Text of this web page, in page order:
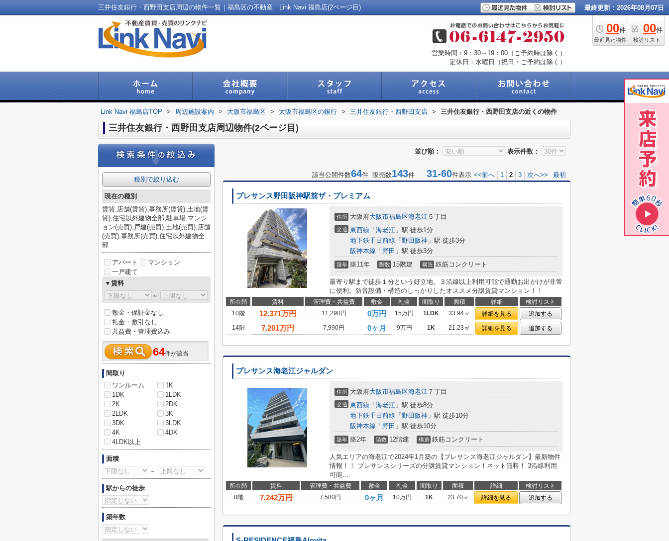
三井住友銀行・西野田支店周辺の物件一覧｜福島区の不動産｜Link Navi 福島店(2ページ目) 最終更新：2026年08月07日
00件
最近見た物件
00件
検討リスト
営業時間：9：30～19：00（ご予約時は除く）
定休日：水曜日（祝日・ご予約は除く）
Link Navi 福島店TOP > 周辺施設案内 > 大阪市福島区 > 大阪市福島区の銀行 > 三井住友銀行・西野田支店 > 三井住友銀行・西野田支店の近くの物件
三井住友銀行・西野田支店周辺物件(2ページ目)
並び順： 表示件数：
該当公開件数64件 販売数143件 31-60件表示 <<前へ 1 2 3 次へ>> 最初
プレサンス野田阪神駅前ザ・プレミアム
住所 大阪府大阪市福島区海老江 ５丁目
交通 東西線 「 海老江 」駅 徒歩1分
地下鉄千日前線 「 野田阪神 」駅 徒歩3分
阪神本線 「 野田 」駅 徒歩3分
築年 築11年 階数 15階建 構造 鉄筋コンクリート
最寄り駅まで徒歩１分という好立地。３沿線以上利用可能で通勤お出かけが非常
に便利。防音設備・構造のしっかりしたオススメ分譲賃貸マンション！！
所在階 賃料 管理費・共益費 敷金 礼金 間取り 面積 詳細
検討リスト
10階
12.371万円 11,290円 0万円 15万円 1LDK 33.94㎡ 詳細を見る
追加する
14階
7.201万円 7,990円 0ヶ月 9万円 1K 21.23㎡ 詳細を見る 追加する
プレサンス海老江ジャルダン
住所 大阪府大阪市福島区海老江 ７丁目
交通 東西線 「 海老江 」駅 徒歩8分
地下鉄千日前線 「 野田阪神 」駅 徒歩10分
阪神本線 「 野田 」駅 徒歩10分
築年 築2年 階数 12階建 構造 鉄筋コンクリート
人気エリアの海老江で2024年1月築の【プレサンス海老江ジャルダン】最新物件
情報！！ プレサンスシリーズの分譲賃貸マンション！ネット無料！ 3沿線利用
可能...
所在階 賃料 管理費・共益費 敷金 礼金 間取り 面積 詳細
検討リスト
8階
7.242万円 7,580円 0ヶ月 10万円 1K 23.70㎡ 詳細を見る 追加する
種別で絞り込む
現在の種別
賃貸,店舗(賃貸),事務所(賃貸),土地(賃
貸),住宅以外建物全部,駐車場,マンシ
ョン(売買),戸建(売買),土地(売買),店舗
(売買),事務所(売買),住宅以外建物全
部
アパート
マンション
一戸建て
▼賃料
～
敷金・保証金なし
礼金・敷引なし
共益費・管理費込み
64件が該当
間取り
ワンルーム
1K
1DK
1LDK
2K
2DK
2LDK
3K
3DK
3LDK
4K
4DK
4LDK以上
面積
～
駅からの徒歩
築年数